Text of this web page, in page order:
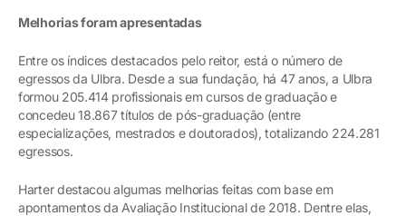
Melhorias foram apresentadas
Entre os índices destacados pelo reitor, está o número de
egressos da Ulbra. Desde a sua fundação, há 47 anos, a Ulbra
formou 205.414 profissionais em cursos de graduação e
concedeu 18.867 títulos de pós-graduação (entre
especializações, mestrados e doutorados), totalizando 224.281
egressos.
Harter destacou algumas melhorias feitas com base em
apontamentos da Avaliação Institucional de 2018. Dentre elas,